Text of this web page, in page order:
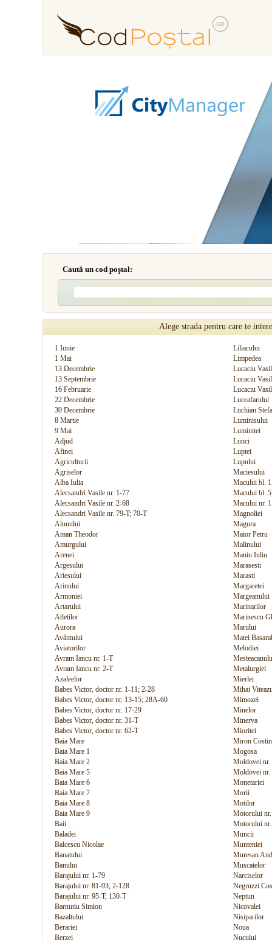
Caută un cod poştal:
Alege strada pentru care te
1 Iunie
Liliacului
1 Mai
Limpedea
13 Decembrie
Lucaciu
13 Septembrie
Lucaciu
16 Februarie
Lucaciu
22 Decembrie
Luceafarului
30 Decembrie
Luchian
8 Martie
Luminisului
9 Mai
Luminitei
Adjud
Lunci
Afinei
Luptei
Agriculturii
Lupului
Agriselor
Maciesului
Alba Iulia
Macului bl.
Alecsandri Vasile nr. 1-77
Macului bl.
Alecsandri Vasile nr. 2-68
Macului nr.
Alecsandri Vasile nr. 79-T; 70-T
Magnoliei
Alunului
Magura
Aman Theodor
Maior Petru
Amurgului
Malinului
Arenei
Maniu Iuliu
Argesului
Marasesti
Ariesului
Marasti
Arinului
Margaretei
Armoniei
Margeanului
Artarului
Marinarilor
Atletilor
Marinescu
Aurora
Marului
Avântului
Matei
Aviatorilor
Melodiei
Avram Iancu nr. 1-T
Avram Iancu nr. 2-T
Metalurgiei
Azaleelor
Mierlei
Babes Victor, doctor nr. 1-11; 2-28
Mihai
Babes Victor, doctor nr. 13-15; 28A-60
Mimozei
Babes Victor, doctor nr. 17-29
Minelor
Babes Victor, doctor nr. 31-T
Minerva
Babes Victor, doctor nr. 62-T
Mioritei
Baia Mare
Miron Costin
Baia Mare 1
Mogosa
Baia Mare 2
Moldovei nr.
Baia Mare 5
Moldovei nr.
Baia Mare 6
Monetariei
Baia Mare 7
Morii
Baia Mare 8
Motilor
Baia Mare 9
Motorului
Baii
Motorului
Baladei
Muncii
Balcescu Nicolae
Munteniei
Banatului
Muresan
Banului
Muscatelor
Barajului nr. 1-79
Narciselor
Barajului nr. 81-93; 2-128
Negruzzi
Barajului nr. 95-T; 130-T
Neptun
Barnutiu Simion
Nicovalei
Bazaltului
Nisiparilor
Berariei
Noua
Berzei
Nucului